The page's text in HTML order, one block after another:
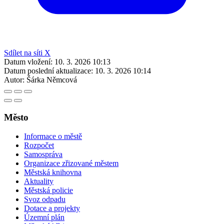
Sdílet na síti X
Datum vložení: 10. 3. 2026 10:13
Datum poslední aktualizace: 10. 3. 2026 10:14
Autor: Šárka Němcová
Město
Informace o městě
Rozpočet
Samospráva
Organizace zřizované městem
Městská knihovna
Aktuality
Městská policie
Svoz odpadu
Dotace a projekty
Územní plán